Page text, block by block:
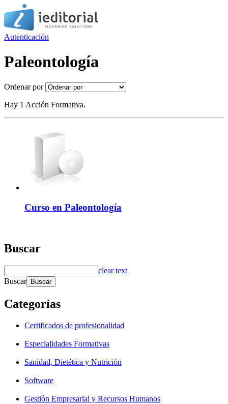
Autenticación
Paleontología
Ordenar por
Hay 1 Acción Formativa.
Curso en Paleontología
Buscar
clear text
Buscar
Categorías
Certificados de profesionalidad
Especialidades Formativas
Sanidad, Dietética y Nutrición
Software
Gestión Empresarial y Recursos Humanos